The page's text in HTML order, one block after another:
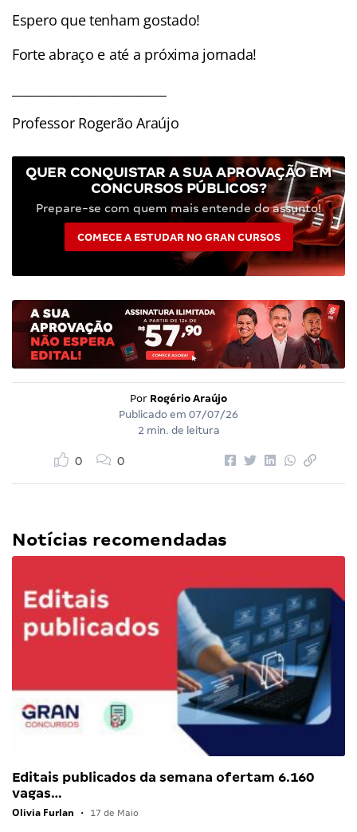
Espero que tenham gostado!
Forte abraço e até a próxima jornada!
Professor Rogerão Araújo
QUER CONQUISTAR A SUA APROVAÇÃO EM
CONCURSOS PÚBLICOS?
Prepare-se com quem mais entende do assunto!
COMECE A ESTUDAR NO GRAN CURSOS
Por Rogério Araújo
Publicado em 07/07/26
2 min. de leitura
0 0
Notícias recomendadas
Editais publicados da semana ofertam 6.160
vagas…
Olivia Furlan • 17 de Maio